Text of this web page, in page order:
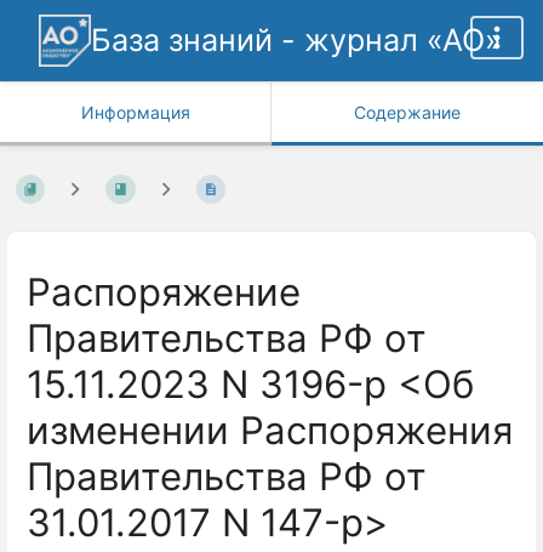
База знаний - журнал «АО»
Информация Содержание
Распоряжение
Правительства РФ от
15.11.2023 N 3196-р <Об
изменении Распоряжения
Правительства РФ от
31.01.2017 N 147-р>